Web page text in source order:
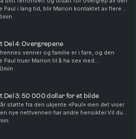
Paul i lang tid, blir Marion kontaktet av flere
en av disse kaller seg Charlie Hunter.Vil du
Del 4: Overgrepene
venner og familie er i fare, og den
Paul truer Marion til å ha sex med
Rick.Vil du annonsere i Avhørt? Ta
Del 3: 50 000 dollar for et bilde
støtte fra den ukjente «Paul» men det viser
nye nettvennen har andre hensikter.Vil du
i Avhørt? Ta kontakt med vår salgspartner